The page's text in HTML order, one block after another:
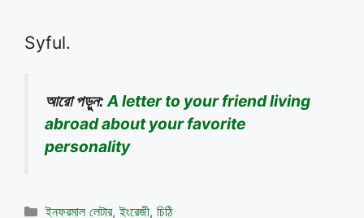
Syful.
আরো পড়ুন: A letter to your friend living
abroad about your favorite
personality
Categories
ইনফরমাল লেটার,ইংরেজী, চিঠি